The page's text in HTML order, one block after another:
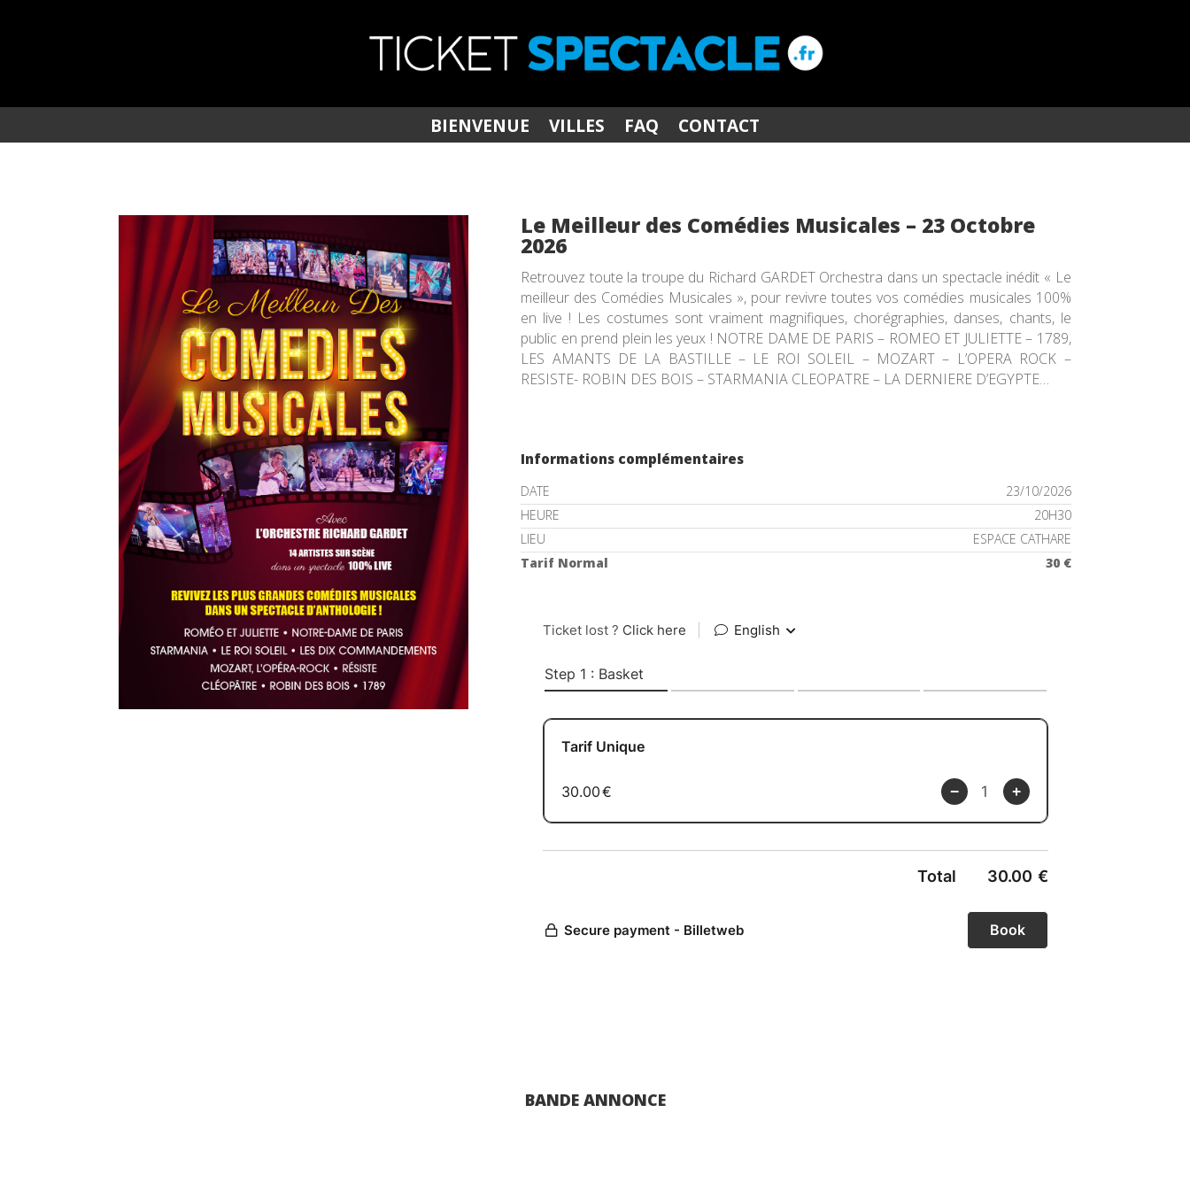
BIENVENUE VILLES FAQ CONTACT
Le Meilleur des Comédies Musicales – 23 Octobre
2026
Retrouvez toute la troupe du Richard GARDET Orchestra dans un spectacle inédit « Le
meilleur des Comédies Musicales », pour revivre toutes vos comédies musicales 100%
en live ! Les costumes sont vraiment magnifiques, chorégraphies, danses, chants, le
public en prend plein les yeux ! NOTRE DAME DE PARIS – ROMEO ET JULIETTE – 1789,
LES AMANTS DE LA BASTILLE – LE ROI SOLEIL – MOZART – L’OPERA ROCK –
RESISTE- ROBIN DES BOIS – STARMANIA CLEOPATRE – LA DERNIERE D’EGYPTE…
Informations complémentaires
DATE
23/10/2026
HEURE
20H30
LIEU
ESPACE CATHARE
Tarif Normal
30 €
BANDE ANNONCE